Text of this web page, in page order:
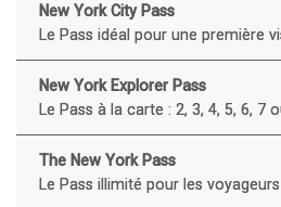
New York City Pass
Le Pass idéal pour une première
New York Explorer Pass
Le Pass à la carte : 2, 3, 4, 5, 6, 7
The New York Pass
Le Pass illimité pour les